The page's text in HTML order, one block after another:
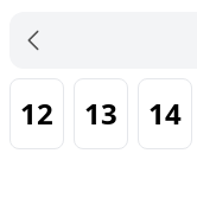
12 13 14